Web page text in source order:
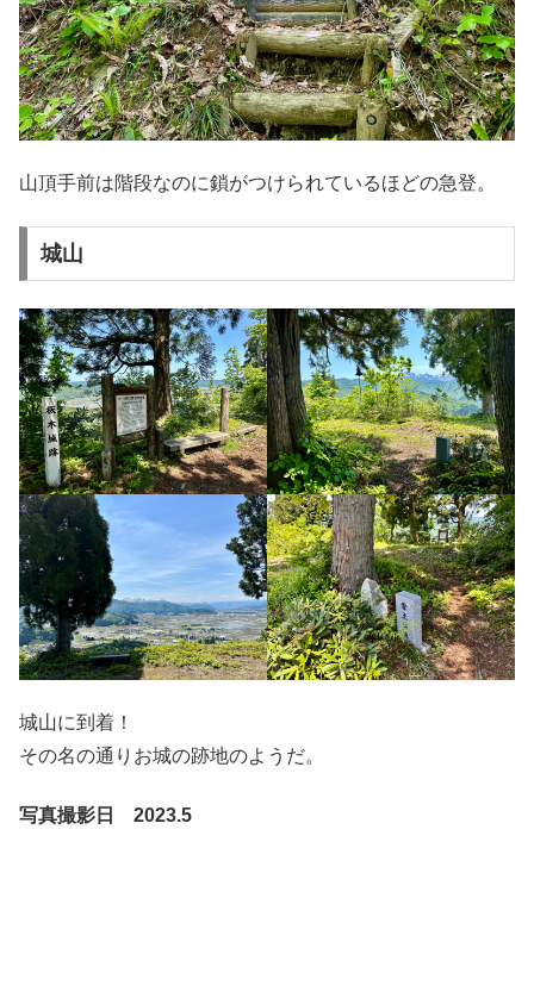
山頂手前は階段なのに鎖がつけられているほどの急登。
城山
城山に到着！
その名の通りお城の跡地のようだ。
写真撮影日 2023.5